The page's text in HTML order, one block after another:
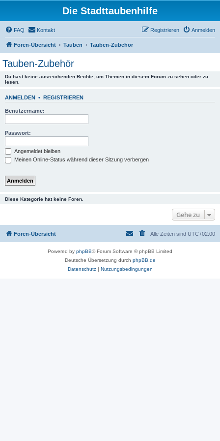
Die Stadttaubenhilfe
FAQ Kontakt Anmelden
Registrieren
Foren-Übersicht Tauben Tauben-Zubehör
Tauben-Zubehör
Du hast keine ausreichenden Rechte, um Themen in diesem Forum zu sehen oder zu
lesen.
ANMELDEN • REGISTRIEREN
Benutzername:
Passwort:
Angemeldet bleiben
Meinen Online-Status während dieser Sitzung verbergen
Diese Kategorie hat keine Foren.
Gehe zu
Foren-Übersicht Alle Zeiten sind UTC+02:00
Powered by phpBB® Forum Software © phpBB Limited
Deutsche Übersetzung durch phpBB.de
Datenschutz| Nutzungsbedingungen